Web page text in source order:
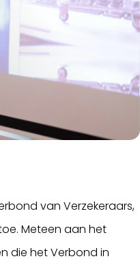
van Verzekeraars,
Meteen aan het
die het Verbond in